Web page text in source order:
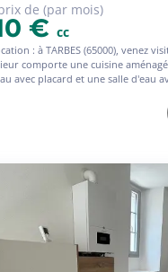
de (par mois)
€ cc
: à TARBES (65000), venez
comporte une cuisine
avec placard et une salle d'eau
bénéficie d'un chauffage
appartement se situe au 3e et
comporte un parking
exposé sont disponibles sur le
pas à prendre contact avec
de cet appartement à louer.
le 12 Juillet .